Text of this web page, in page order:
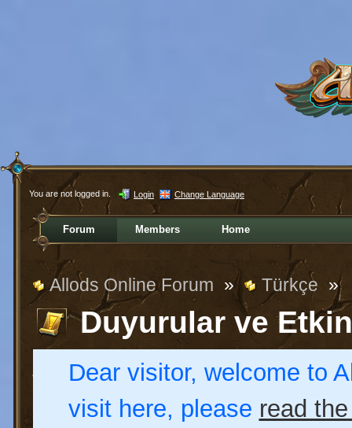
You are not logged in. Login Change Language
Forum Members Home
Allods Online Forum » Türkçe »
Duyurular ve
Dear visitor, welcome to
visit here, please read